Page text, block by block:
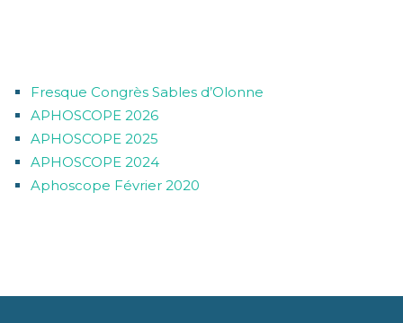
Fresque Congrès Sables d’Olonne
APHOSCOPE 2026
APHOSCOPE 2025
APHOSCOPE 2024
Aphoscope Février 2020